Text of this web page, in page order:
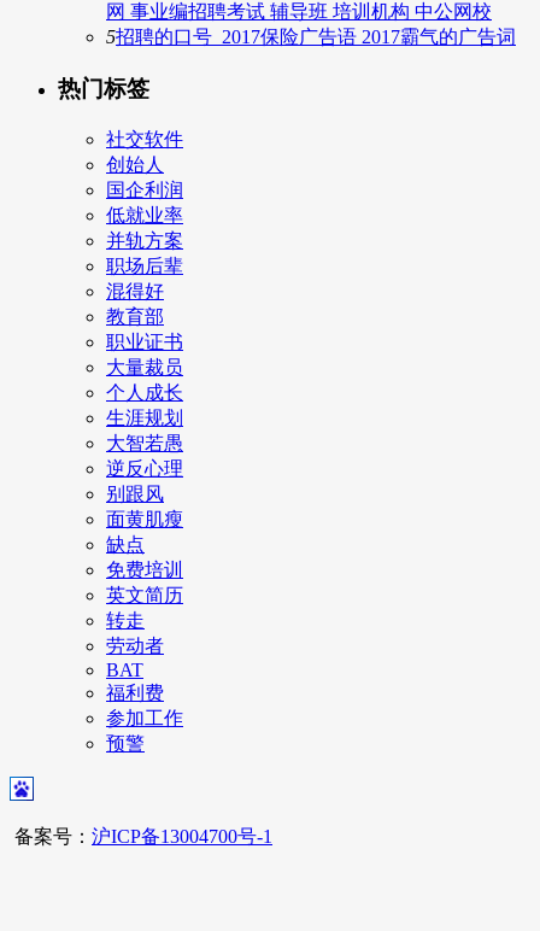
网 事业编招聘考试 辅导班 培训机构 中公网校
5招聘的口号_2017保险广告语 2017霸气的广告词
热门标签
社交软件
创始人
国企利润
低就业率
并轨方案
职场后辈
混得好
教育部
职业证书
大量裁员
个人成长
生涯规划
大智若愚
逆反心理
别跟风
面黄肌瘦
缺点
免费培训
英文简历
转走
劳动者
BAT
福利费
参加工作
预警
备案号： 沪ICP备13004700号-1